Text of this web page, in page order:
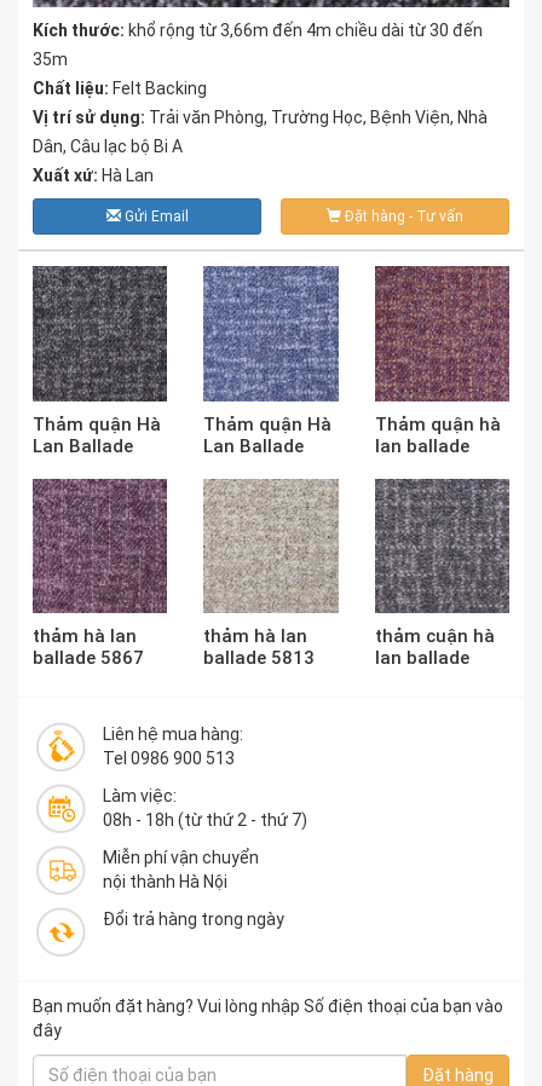
Kích thước: khổ rộng từ 3,66m đến 4m chiều dài từ 30 đến
35m
Chất liệu: Felt Backing
Vị trí sử dụng: Trải văn Phòng, Trường Học, Bệnh Viện, Nhà
Dân, Câu lạc bộ Bi A
Xuất xứ: Hà Lan
Gửi Email Đặt hàng - Tư vấn
Thảm quận Hà
Lan Ballade
Thảm quận Hà
Lan Ballade
Thảm quận hà
lan ballade
thảm hà lan
ballade 5867
thảm hà lan
ballade 5813
thảm cuận hà
lan ballade
Liên hệ mua hàng:
Tel 0986 900 513
Làm việc:
08h - 18h (từ thứ 2 - thứ 7)
Miễn phí vận chuyển
nội thành Hà Nội
Đổi trả hàng trong ngày
Bạn muốn đặt hàng? Vui lòng nhập Số điện thoại của bạn vào
đây
Đặt hàng